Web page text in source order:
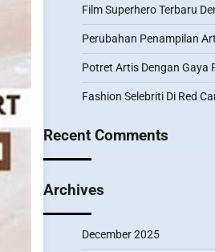
Film Superhero Terbaru
Perubahan Penampilan
Potret Artis Dengan Gaya
Fashion Selebriti Di Red
Recent Comments
Archives
December 2025